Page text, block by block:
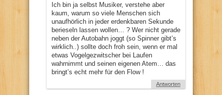
Ich bin ja selbst Musiker, verstehe aber
kaum, warum so viele Menschen sich
unaufhörlich in jeder erdenkbaren Sekunde
berieseln lassen wollen… ? Wer nicht gerade
neben der Autobahn joggt (so Spinner gibt’s
wirklich..) sollte doch froh sein, wenn er mal
etwas Vogelgezwitscher bei Laufen
wahrnimmt und seinen eigenen Atem… das
bringt’s echt mehr für den Flow !
Antworten